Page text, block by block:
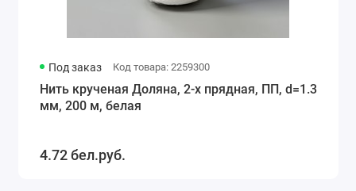
Под заказ Код товара: 2259300
Нить крученая Доляна, 2-х прядная, ПП, d=1.3
мм, 200 м, белая
4.72 бел.руб.